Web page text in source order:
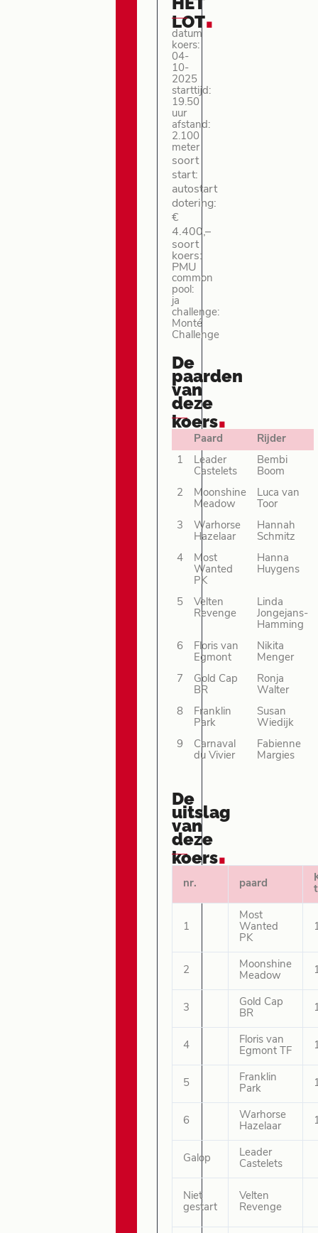
LOT.
datum
koers:
04-
10-
2025
starttijd:
19.50
uur
afstand:
2.100
meter
soort
start:
autostart
dotering:
€
4.400,–
soort
koers:
PMU
common
pool:
ja
challenge:
Monté
Challenge
De
paarden
van
deze
koers.
Paard
Rijder
1
Leader
Castelets
Bembi
Boom
2
Moonshine
Meadow
Luca van
Toor
3
Warhorse
Hazelaar
Hannah
Schmitz
4
Most
Wanted
PK
Hanna
Huygens
5
Velten
Revenge
Linda
Jongejans-
Hamming
6
Floris van
Egmont
Nikita
Menger
7
Gold Cap
BR
Ronja
Walter
8
Franklin
Park
Susan
Wiedijk
9
Carnaval
du Vivier
Fabienne
Margies
De
uitslag
van
deze
koers.
nr. paard
1
Most
Wanted
PK
2
Moonshine
Meadow
3
Gold Cap
BR
4
Floris van
Egmont TF
5
Franklin
Park
6
Warhorse
Hazelaar
Galop
Leader
Castelets
Niet
gestart
Velten
Revenge